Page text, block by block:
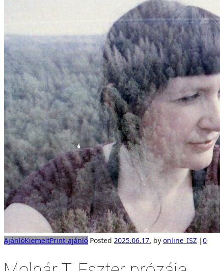
AjánlóKiemeltPrint-ajánló Posted 2025.06.17. by online_ISZ |0